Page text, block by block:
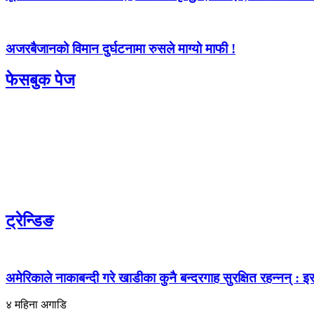
अजरबैजानको विमान दुर्घटनामा रुसले माग्यो माफी !
फेसबुक पेज
ट्रेन्डिङ
अमेरिकाले नाकाबन्दी गरे खाडीका कुनै बन्दरगाह सुरक्षित रहन्नन् :
४ महिना अगाडि